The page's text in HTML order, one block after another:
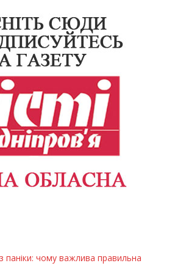
паніки: чому важлива правильна